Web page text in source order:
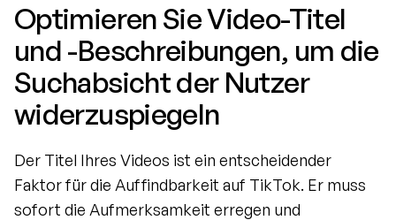
Optimieren Sie Video-Titel
und -Beschreibungen, um die
Suchabsicht der Nutzer
widerzuspiegeln
Der Titel Ihres Videos ist ein entscheidender
Faktor für die Auffindbarkeit auf TikTok. Er muss
sofort die Aufmerksamkeit erregen und